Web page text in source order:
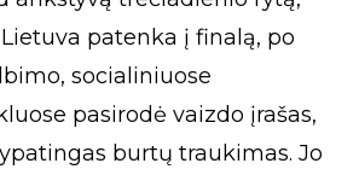
patenka į finalą, po
socialiniuose
pasirodė vaizdo įrašas,
burtų traukimas. Jo